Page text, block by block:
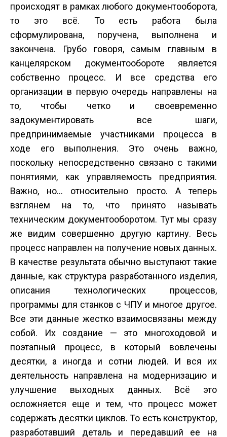
происходят в рамках любого документооборота,
то это всё. То есть работа была
сформулирована, поручена, выполнена и
закончена. Грубо говоря, самым главным в
канцелярском документообороте является
собственно процесс. И все средства его
организации в первую очередь направлены на
то, чтобы четко и своевременно
задокументировать все шаги,
предпринимаемые участниками процесса в
ходе его выполнения. Это очень важно,
поскольку непосредственно связано с такими
понятиями, как управляемость предприятия.
Важно, но… относительно просто. А теперь
взглянем на то, что принято называть
техническим документооборотом. Тут мы сразу
же видим совершенно другую картину. Весь
процесс направлен на получение новых данных.
В качестве результата обычно выступают такие
данные, как структура разработанного изделия,
описания технологических процессов,
программы для станков с ЧПУ и многое другое.
Все эти данные жестко взаимосвязаны между
собой. Их создание — это многоходовой и
поэтапный процесс, в который вовлечены
десятки, а иногда и сотни людей. И вся их
деятельность направлена на модернизацию и
улучшение выходных данных. Всё это
осложняется еще и тем, что процесс может
содержать десятки циклов. То есть конструктор,
разработавший деталь и передавший ее на